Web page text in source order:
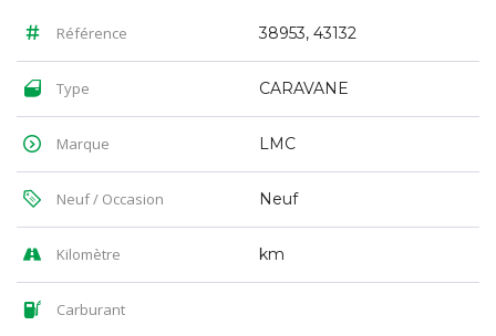
Référence 38953, 43132
Type CARAVANE
Marque LMC
Neuf / Occasion Neuf
Kilomètre km
Carburant